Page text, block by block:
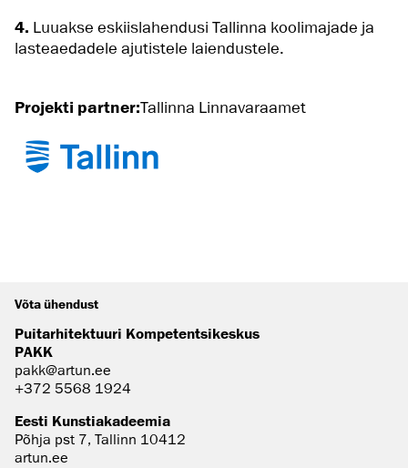
4. Luuakse eskiislahendusi Tallinna koolimajade ja
lasteaedadele ajutistele laiendustele.
Projekti partner:Tallinna Linnavaraamet
Võta ühendust
Puitarhitektuuri Kompetentsikeskus
PAKK
pakk@artun.ee
+372 5568 1924
Eesti Kunstiakadeemia
Põhja pst 7, Tallinn 10412
artun.ee